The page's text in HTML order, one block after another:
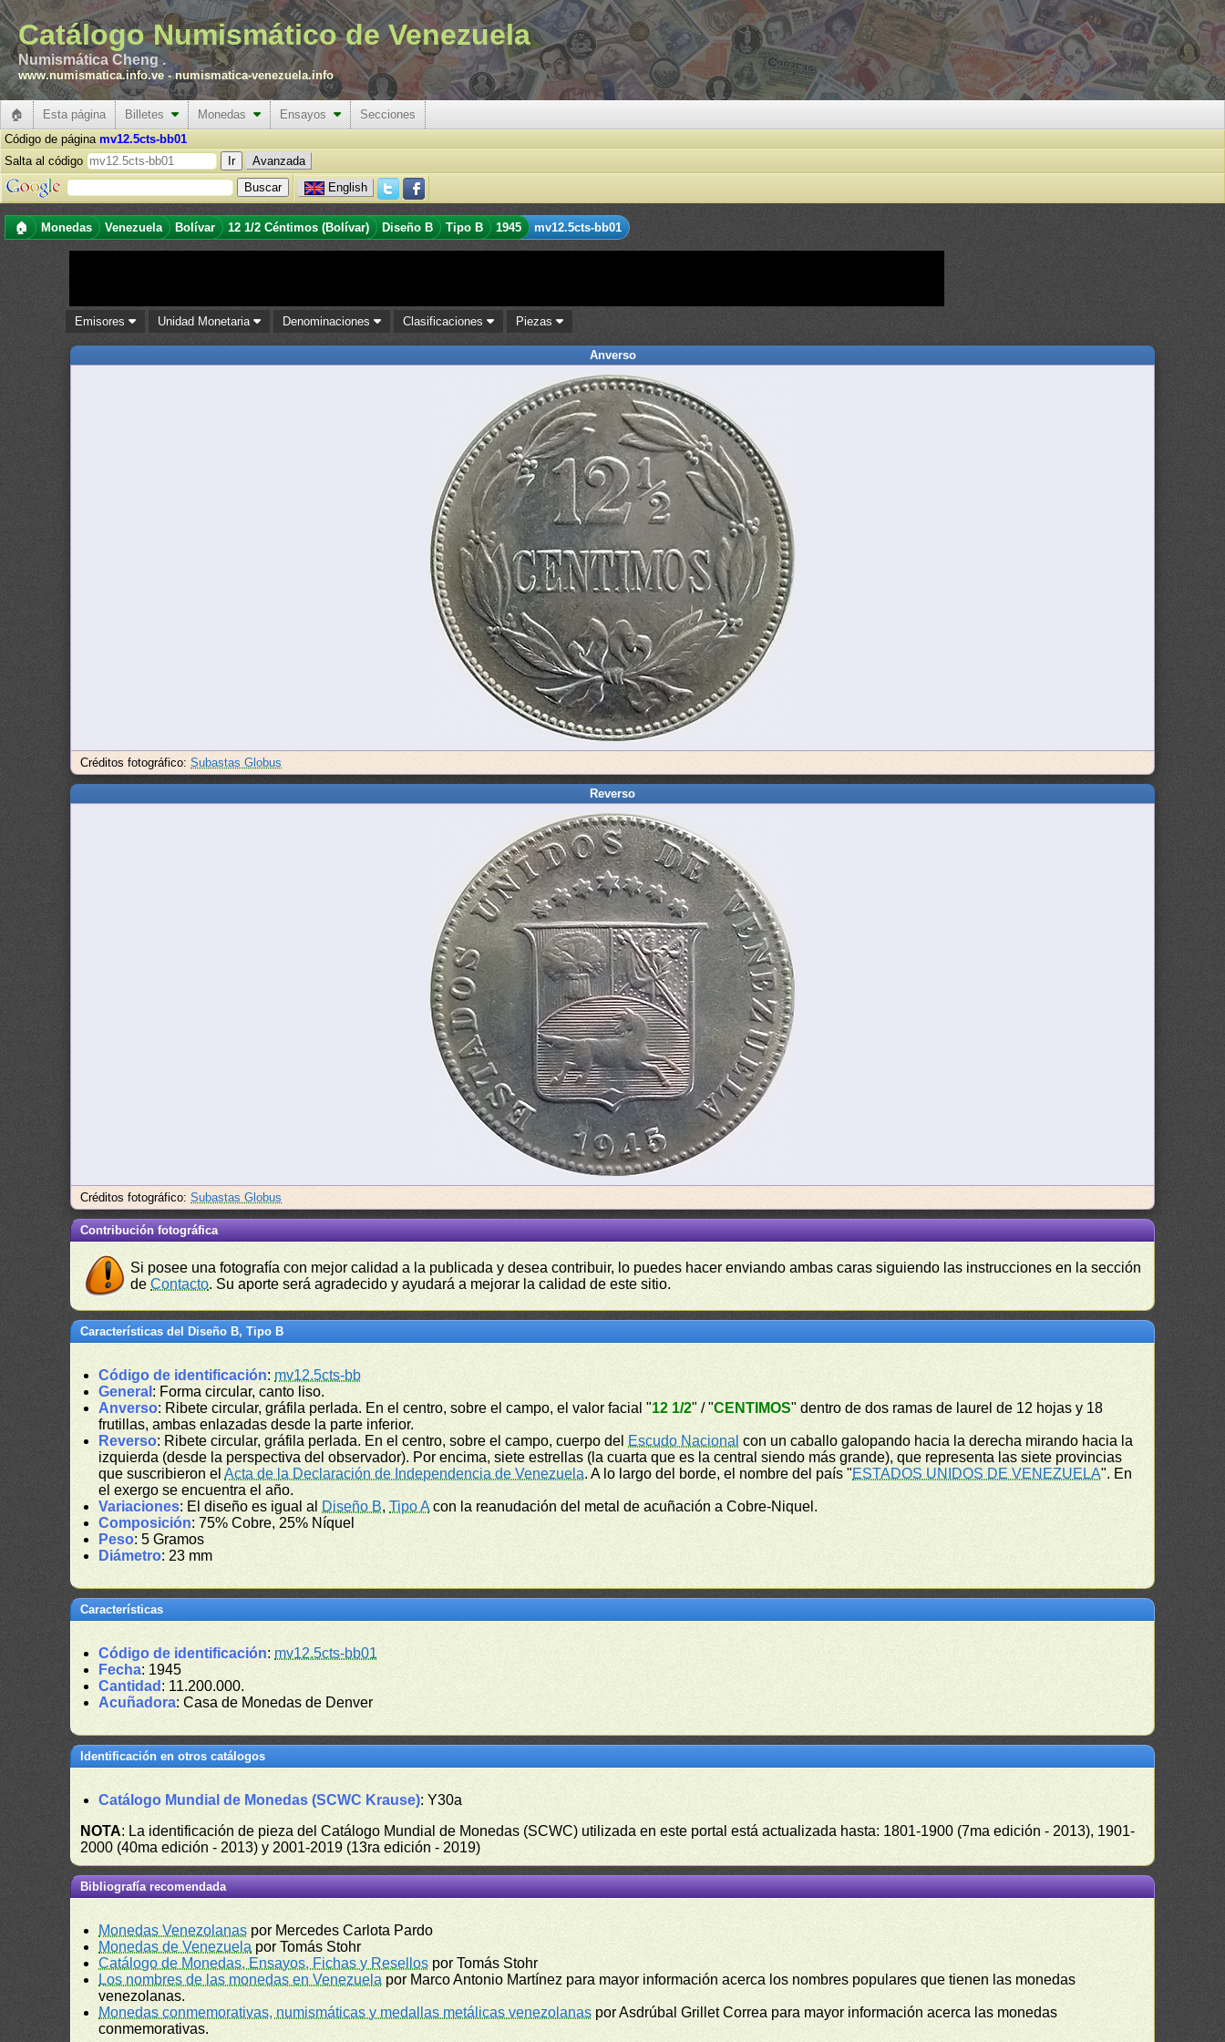
Catálogo Numismático de Venezuela
Numismática Cheng .
www.numismatica.info.ve -numismatica-venezuela.info
🏠 Esta página Billetes Monedas Ensayos
Secciones
Código de página mv12.5cts-bb01
Salta al código
Avanzada
English
🏠 Monedas Venezuela Bolívar 12 1/2 Céntimos (Bolívar) Diseño B Tipo B 1945 mv12.5cts-bb01
Emisores Unidad Monetaria Denominaciones Clasificaciones Piezas
Anverso
Créditos fotográfico:Subastas Globus
Reverso
Créditos fotográfico:Subastas Globus
Contribución fotográfica
Si posee una fotografía con mejor calidad a la publicada y desea contribuir, lo puedes hacer enviando ambas caras siguiendo las instrucciones en la sección
deContacto. Su aporte será agradecido y ayudará a mejorar la calidad de este sitio.
Características del Diseño B, Tipo B
Código de identificación: mv12.5cts-bb
General : Forma circular, canto liso.
Anverso: Ribete circular, gráfila perlada. En el centro, sobre el campo, el valor facial "12 1/2" / "CENTIMOS" dentro de dos ramas de laurel de 12 hojas y 18
frutillas, ambas enlazadas desde la parte inferior.
Reverso: Ribete circular, gráfila perlada. En el centro, sobre el campo, cuerpo del Escudo Nacional con un caballo galopando hacia la derecha mirando hacia la
izquierda (desde la perspectiva del observador). Por encima, siete estrellas (la cuarta que es la central siendo más grande), que representa las siete provincias
que suscribieron elActa de la Declaración de Independencia de Venezuela. A lo largo del borde, el nombre del país "ESTADOS UNIDOS DE VENEZUELA". En
el exergo se encuentra el año.
Variaciones: El diseño es igual al Diseño B,Tipo Acon la reanudación del metal de acuñación a Cobre-Niquel.
Composición: 75% Cobre, 25% Níquel
Peso: 5 Gramos
Diámetro: 23 mm
Características
Código de identificación: mv12.5cts-bb01
Fecha: 1945
Cantidad : 11.200.000.
Acuñadora: Casa de Monedas de Denver
Identificación en otros catálogos
Catálogo Mundial de Monedas (SCWC Krause): Y30a
NOTA: La identificación de pieza del Catálogo Mundial de Monedas (SCWC) utilizada en este portal está actualizada hasta: 1801-1900 (7ma edición - 2013), 1901-
2000 (40ma edición - 2013) y 2001-2019 (13ra edición - 2019)
Bibliografía recomendada
Monedas Venezolanas por Mercedes Carlota Pardo
Monedas de Venezuela por Tomás Stohr
Catálogo de Monedas, Ensayos, Fichas y Resellos por Tomás Stohr
Los nombres de las monedas en Venezuela por Marco Antonio Martínez para mayor información acerca los nombres populares que tienen las monedas
venezolanas.
Monedas conmemorativas, numismáticas y medallas metálicas venezolanas por Asdrúbal Grillet Correa para mayor información acerca las monedas
conmemorativas.